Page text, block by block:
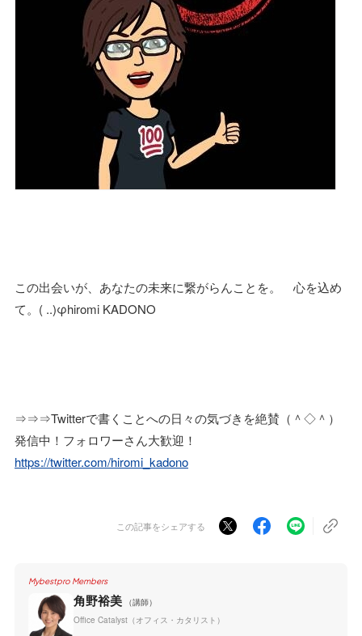
この出会いが、あなたの未来に繋がらんことを。 心を込め
て。( ..)φhiromi KADONO
⇒⇒⇒Twitterで書くことへの日々の気づきを絶賛（＾◇＾）
発信中！フォロワーさん大歓迎！
https://twitter.com/hiromi_kadono
この記事をシェアする
Mybestpro Members
角野裕美
（講師）
Office Catalyst（オフィス・カタリスト）